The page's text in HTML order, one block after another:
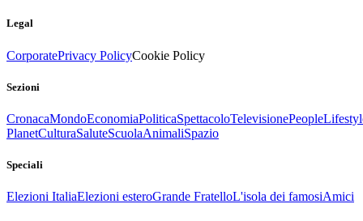
Legal
CorporatePrivacy PolicyCookie Policy
Sezioni
CronacaMondoEconomiaPoliticaSpettacoloTelevisionePeople
PlanetCulturaSaluteScuolaAnimaliSpazio
Speciali
Elezioni ItaliaElezioni esteroGrande FratelloL'isola dei famosiAmici